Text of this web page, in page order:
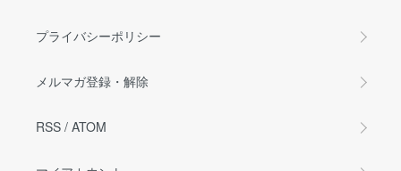
プライバシーポリシー
メルマガ登録・解除
RSS / ATOM